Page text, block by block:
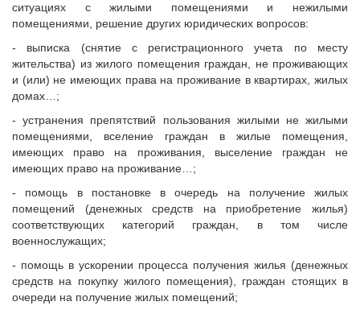
ситуациях с жилыми помещениями и нежилыми
помещениями, решение других юридических вопросов:
- выписка (снятие с регистрационного учета по месту
жительства) из жилого помещения граждан, не проживающих
и (или) не имеющих права на проживание в квартирах, жилых
домах…;
- устранения препятствий пользования жилыми не жилыми
помещениями, вселение граждан в жилые помещения,
имеющих право на проживания, выселение граждан не
имеющих право на проживание…;
- помощь в постановке в очередь на получение жилых
помещений (денежных средств на приобретение жилья)
соответствующих категорий граждан, в том числе
военнослужащих;
- помощь в ускорении процесса получения жилья (денежных
средств на покупку жилого помещения), граждан стоящих в
очереди на получение жилых помещений;